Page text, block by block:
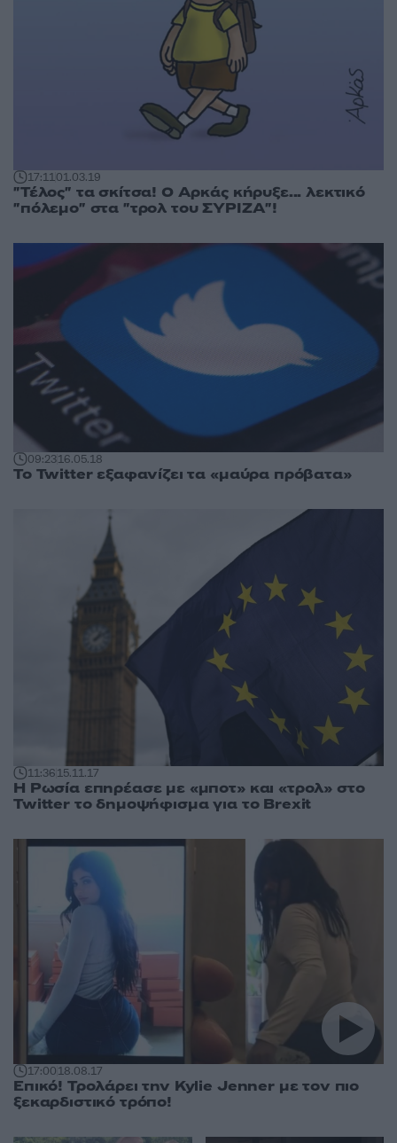
17:1101.03.19
"Τέλος" τα σκίτσα! Ο Αρκάς κήρυξε... λεκτικό
"πόλεμο" στα "τρολ του ΣΥΡΙΖΑ"!
09:2316.05.18
Το Twitter εξαφανίζει τα «μαύρα πρόβατα»
11:3615.11.17
Η Ρωσία επηρέασε με «μποτ» και «τρολ» στο
Twitter το δημοψήφισμα για το Brexit
17:0018.08.17
Επικό! Τρολάρει την Kylie Jenner με τον πιο
ξεκαρδιστικό τρόπο!